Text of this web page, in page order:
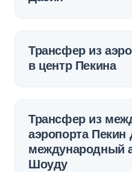
Трансфер из
в центр Пекина
Трансфер из
аэропорта Пекин
международный
Шоуду